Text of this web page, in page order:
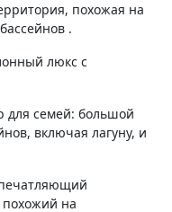
.
включая лагуну, и
похожий на